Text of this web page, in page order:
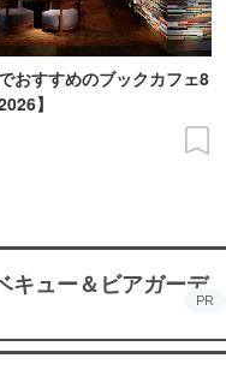
おすすめのブックカフェ8
】
キュー＆ビアガーデ
PR